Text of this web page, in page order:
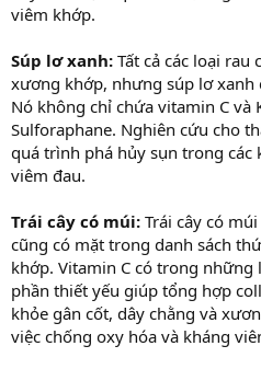
viêm khớp.
Súp lơ xanh: Tất cả các loại rau
xương khớp, nhưng súp lơ xanh
Nó không chỉ chứa vitamin C và
Sulforaphane. Nghiên cứu cho
quá trình phá hủy sụn trong các
viêm đau.
Trái cây có múi: Trái cây có
cũng có mặt trong danh sách
khớp. Vitamin C có trong những
phần thiết yếu giúp tổng hợp
khỏe gân cốt, dây chằng và
việc chống oxy hóa và kháng